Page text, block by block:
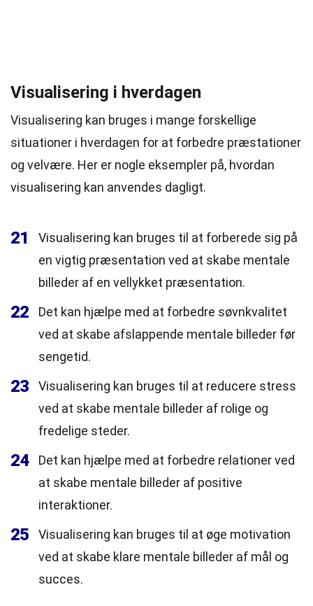
Visualisering i hverdagen
Visualisering kan bruges i mange forskellige
situationer i hverdagen for at forbedre præstationer
og velvære. Her er nogle eksempler på, hvordan
visualisering kan anvendes dagligt.
21
Visualisering kan bruges til at forberede sig på
en vigtig præsentation ved at skabe mentale
billeder af en vellykket præsentation.
22
Det kan hjælpe med at forbedre søvnkvalitet
ved at skabe afslappende mentale billeder før
sengetid.
23
Visualisering kan bruges til at reducere stress
ved at skabe mentale billeder af rolige og
fredelige steder.
24
Det kan hjælpe med at forbedre relationer ved
at skabe mentale billeder af positive
interaktioner.
25
Visualisering kan bruges til at øge motivation
ved at skabe klare mentale billeder af mål og
succes.